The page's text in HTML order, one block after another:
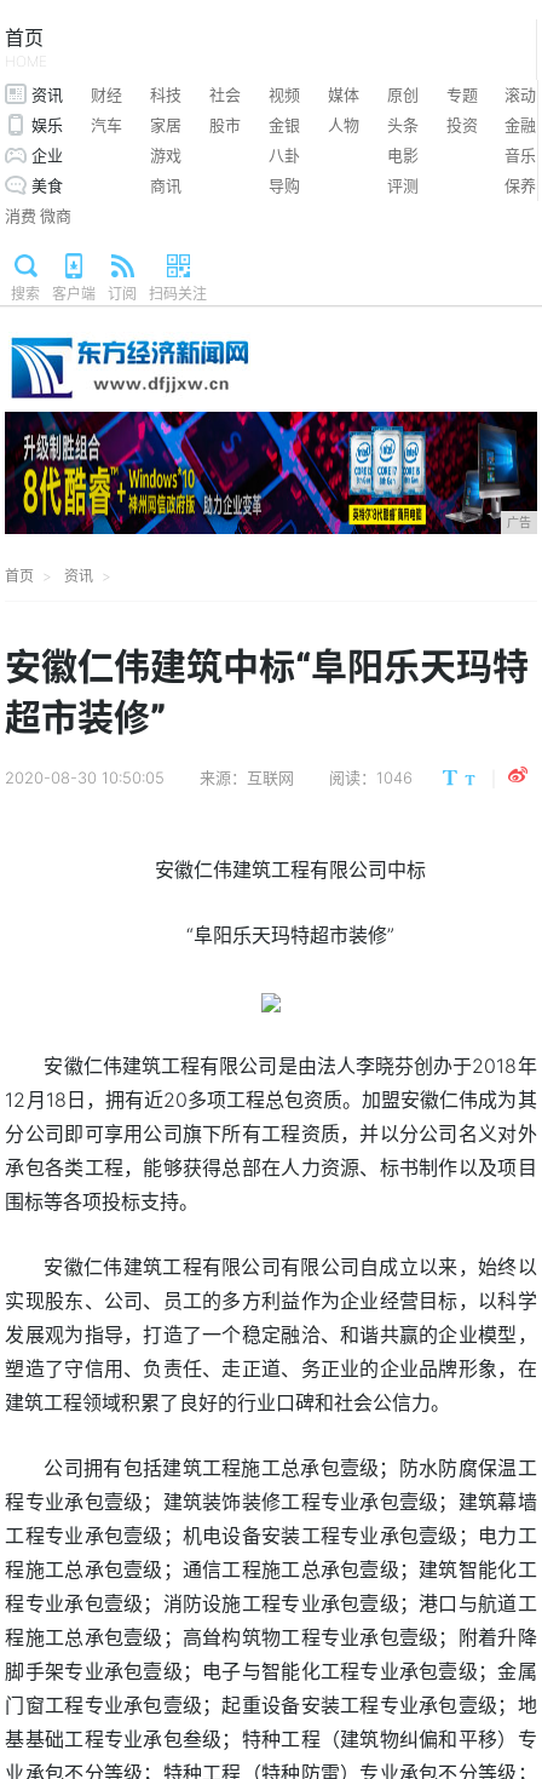
首页
HOME
资讯 财经 科技 社会 视频 媒体 原创 专题
滚动
娱乐
汽车 家居 股市 金银 人物 头条 投资
金融
企业
游戏 八卦 电影
音乐
美食
商讯 导购 评测
保养
消费 微商
搜索 客户端 订阅 扫码关注
广告
首页 资讯
安徽仁伟建筑中标“阜阳乐天玛特
超市装修”
2020-08-30 10:50:05 来源：互联网 阅读：1046
安徽仁伟建筑工程有限公司中标
“阜阳乐天玛特超市装修”
安徽仁伟建筑工程有限公司是由法人李晓芬创办于2018年
12月18日，拥有近20多项工程总包资质。加盟安徽仁伟成为其
分公司即可享用公司旗下所有工程资质，并以分公司名义对外
承包各类工程，能够获得总部在人力资源、标书制作以及项目
围标等各项投标支持。
安徽仁伟建筑工程有限公司有限公司自成立以来，始终以
实现股东、公司、员工的多方利益作为企业经营目标，以科学
发展观为指导，打造了一个稳定融洽、和谐共赢的企业模型，
塑造了守信用、负责任、走正道、务正业的企业品牌形象，在
建筑工程领域积累了良好的行业口碑和社会公信力。
公司拥有包括建筑工程施工总承包壹级；防水防腐保温工
程专业承包壹级；建筑装饰装修工程专业承包壹级；建筑幕墙
工程专业承包壹级；机电设备安装工程专业承包壹级；电力工
程施工总承包壹级；通信工程施工总承包壹级；建筑智能化工
程专业承包壹级；消防设施工程专业承包壹级；港口与航道工
程施工总承包壹级；高耸构筑物工程专业承包壹级；附着升降
脚手架专业承包壹级；电子与智能化工程专业承包壹级；金属
门窗工程专业承包壹级；起重设备安装工程专业承包壹级；地
基基础工程专业承包叁级；特种工程（建筑物纠偏和平移）专
业承包不分等级；特种工程（特种防雷）专业承包不分等级；